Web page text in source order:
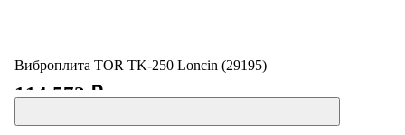
Виброплита TOR TK-250 Loncin (29195)
114 572 ₽